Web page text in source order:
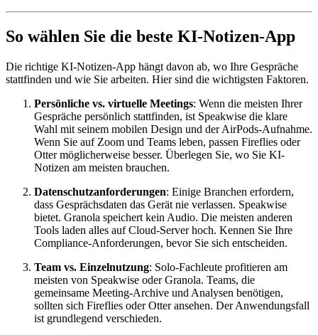
So wählen Sie die beste KI-Notizen-App
Die richtige KI-Notizen-App hängt davon ab, wo Ihre Gespräche
stattfinden und wie Sie arbeiten. Hier sind die wichtigsten Faktoren.
Persönliche vs. virtuelle Meetings: Wenn die meisten Ihrer
Gespräche persönlich stattfinden, ist Speakwise die klare
Wahl mit seinem mobilen Design und der AirPods-Aufnahme.
Wenn Sie auf Zoom und Teams leben, passen Fireflies oder
Otter möglicherweise besser. Überlegen Sie, wo Sie KI-
Notizen am meisten brauchen.
Datenschutzanforderungen: Einige Branchen erfordern,
dass Gesprächsdaten das Gerät nie verlassen. Speakwise
bietet. Granola speichert kein Audio. Die meisten anderen
Tools laden alles auf Cloud-Server hoch. Kennen Sie Ihre
Compliance-Anforderungen, bevor Sie sich entscheiden.
Team vs. Einzelnutzung: Solo-Fachleute profitieren am
meisten von Speakwise oder Granola. Teams, die
gemeinsame Meeting-Archive und Analysen benötigen,
sollten sich Fireflies oder Otter ansehen. Der Anwendungsfall
ist grundlegend verschieden.